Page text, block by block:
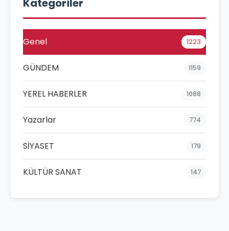
Kategoriler
Genel 1223
GÜNDEM 1159
YEREL HABERLER 1088
Yazarlar 774
SİYASET 179
KÜLTÜR SANAT 147